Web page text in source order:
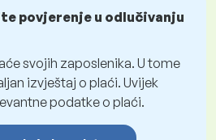
povjerenje u odlučivanju
svojih zaposlenika. U tome
izvještaj o plaći. Uvijek
podatke o plaći.